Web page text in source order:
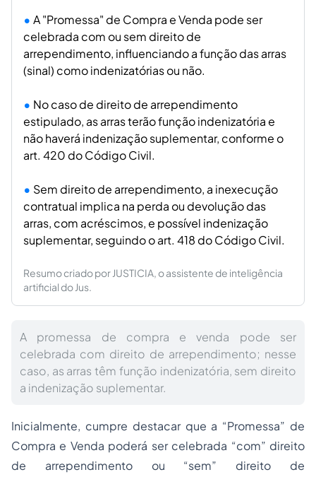
A "Promessa" de Compra e Venda pode ser
celebrada com ou sem direito de
arrependimento, influenciando a função das arras
(sinal) como indenizatórias ou não.
No caso de direito de arrependimento
estipulado, as arras terão função indenizatória e
não haverá indenização suplementar, conforme o
art. 420 do Código Civil.
Sem direito de arrependimento, a inexecução
contratual implica na perda ou devolução das
arras, com acréscimos, e possível indenização
suplementar, seguindo o art. 418 do Código Civil.
Resumo criado por JUSTICIA, o assistente de inteligência
artificial do Jus.
A promessa de compra e venda pode ser
celebrada com direito de arrependimento; nesse
caso, as arras têm função indenizatória, sem direito
a indenização suplementar.
Inicialmente, cumpre destacar que a “Promessa” de
Compra e Venda poderá ser celebrada “com” direito
de arrependimento ou “sem” direito de